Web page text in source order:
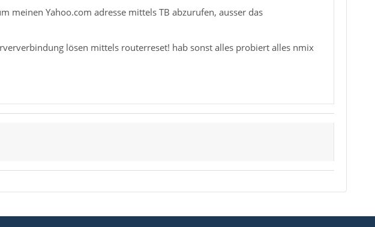
meinen Yahoo.com adresse mittels TB abzurufen, ausser das
lösen mittels routerreset! hab sonst alles probiert alles nmix